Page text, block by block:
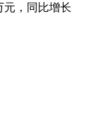
元，同比增长